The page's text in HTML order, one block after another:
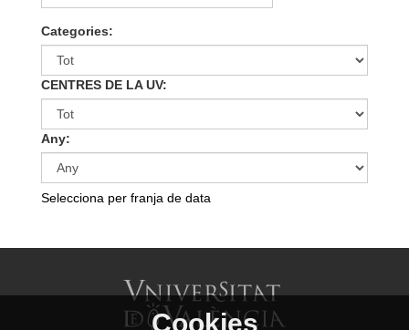
Categories:
CENTRES DE LA UV:
Any:
Selecciona per franja de data
Cookies